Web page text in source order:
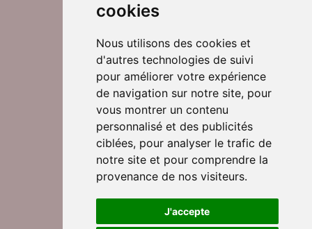
cookies
Nous utilisons des cookies et
d'autres technologies de suivi
pour améliorer votre expérience
de navigation sur notre site, pour
vous montrer un contenu
personnalisé et des publicités
ciblées, pour analyser le trafic de
notre site et pour comprendre la
provenance de nos visiteurs.
J'accepte
Suivez-nous sur Twitter
Rejoignez nos équipes
Nous contacter